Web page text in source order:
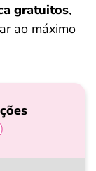
gratuitos,
ao máximo